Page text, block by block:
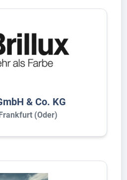
& Co. KG
(Oder)